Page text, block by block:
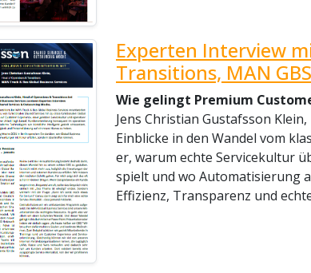
Experten Interview
Transitions, MAN GBS
Wie gelingt Premium
Jens Christian Gustafsson
Einblicke in den Wandel vom
er, warum echte Servicekultur
spielt und wo Automatisierung
Effizienz, Transparenz und